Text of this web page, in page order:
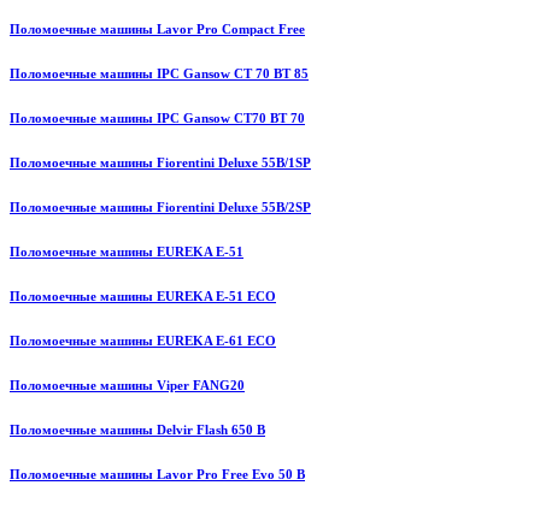
Поломоечные машины Lavor Pro Compact Free
Поломоечные машины IPC Gansow CT 70 BT 85
Поломоечные машины IPC Gansow CT70 BT 70
Поломоечные машины Fiorentini Deluxe 55B/1SP
Поломоечные машины Fiorentini Deluxe 55B/2SP
Поломоечные машины EUREKA E-51
Поломоечные машины EUREKA E-51 ECO
Поломоечные машины EUREKA E-61 ECO
Поломоечные машины Viper FANG20
Поломоечные машины Delvir Flash 650 B
Поломоечные машины Lavor Pro Free Evo 50 B